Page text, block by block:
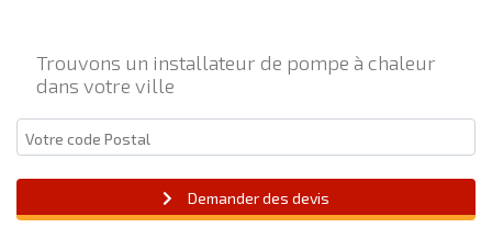
Trouvons un installateur de pompe à chaleur
dans votre ville
Demander des devis